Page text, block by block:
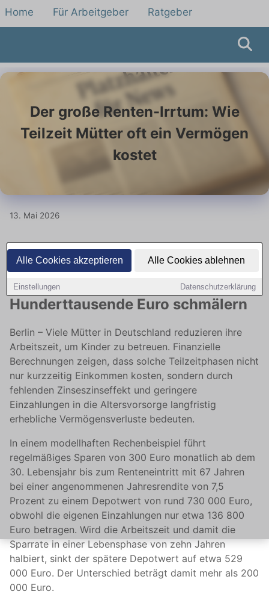
Alle Cookies akzeptieren Alle Cookies ablehnen
Einstellungen Datenschutzerklärung
Home Für Arbeitgeber Ratgeber
Der große Renten-Irrtum: Wie
Teilzeit Mütter oft ein Vermögen
kostet
13. Mai 2026
Teilzeitphasen können
Rentenvermögen um
Hunderttausende Euro schmälern
Berlin – Viele Mütter in Deutschland reduzieren ihre
Arbeitszeit, um Kinder zu betreuen. Finanzielle
Berechnungen zeigen, dass solche Teilzeitphasen nicht
nur kurzzeitig Einkommen kosten, sondern durch
fehlenden Zinseszinseffekt und geringere
Einzahlungen in die Altersvorsorge langfristig
erhebliche Vermögensverluste bedeuten.
In einem modellhaften Rechenbeispiel führt
regelmäßiges Sparen von 300 Euro monatlich ab dem
30. Lebensjahr bis zum Renteneintritt mit 67 Jahren
bei einer angenommenen Jahresrendite von 7,5
Prozent zu einem Depotwert von rund 730 000 Euro,
obwohl die eigenen Einzahlungen nur etwa 136 800
Euro betragen. Wird die Arbeitszeit und damit die
Sparrate in einer Lebensphase von zehn Jahren
halbiert, sinkt der spätere Depotwert auf etwa 529
000 Euro. Der Unterschied beträgt damit mehr als 200
000 Euro.